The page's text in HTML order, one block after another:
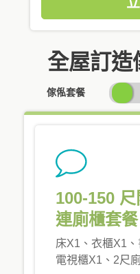
全屋訂造
傢俬套餐
100-150
連廁櫃套餐
床X1、衣櫃X1
電視櫃X1、2尺